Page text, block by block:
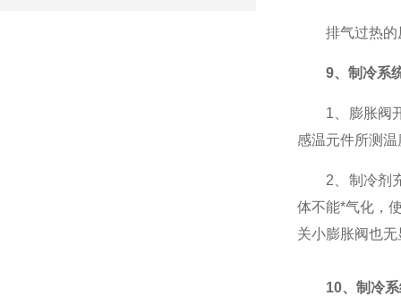
排气过热的原
9、制冷系
1、膨胀阀开
感温元件所测
2、制冷剂充
体不能*气化，
关小膨胀阀也
10、制冷